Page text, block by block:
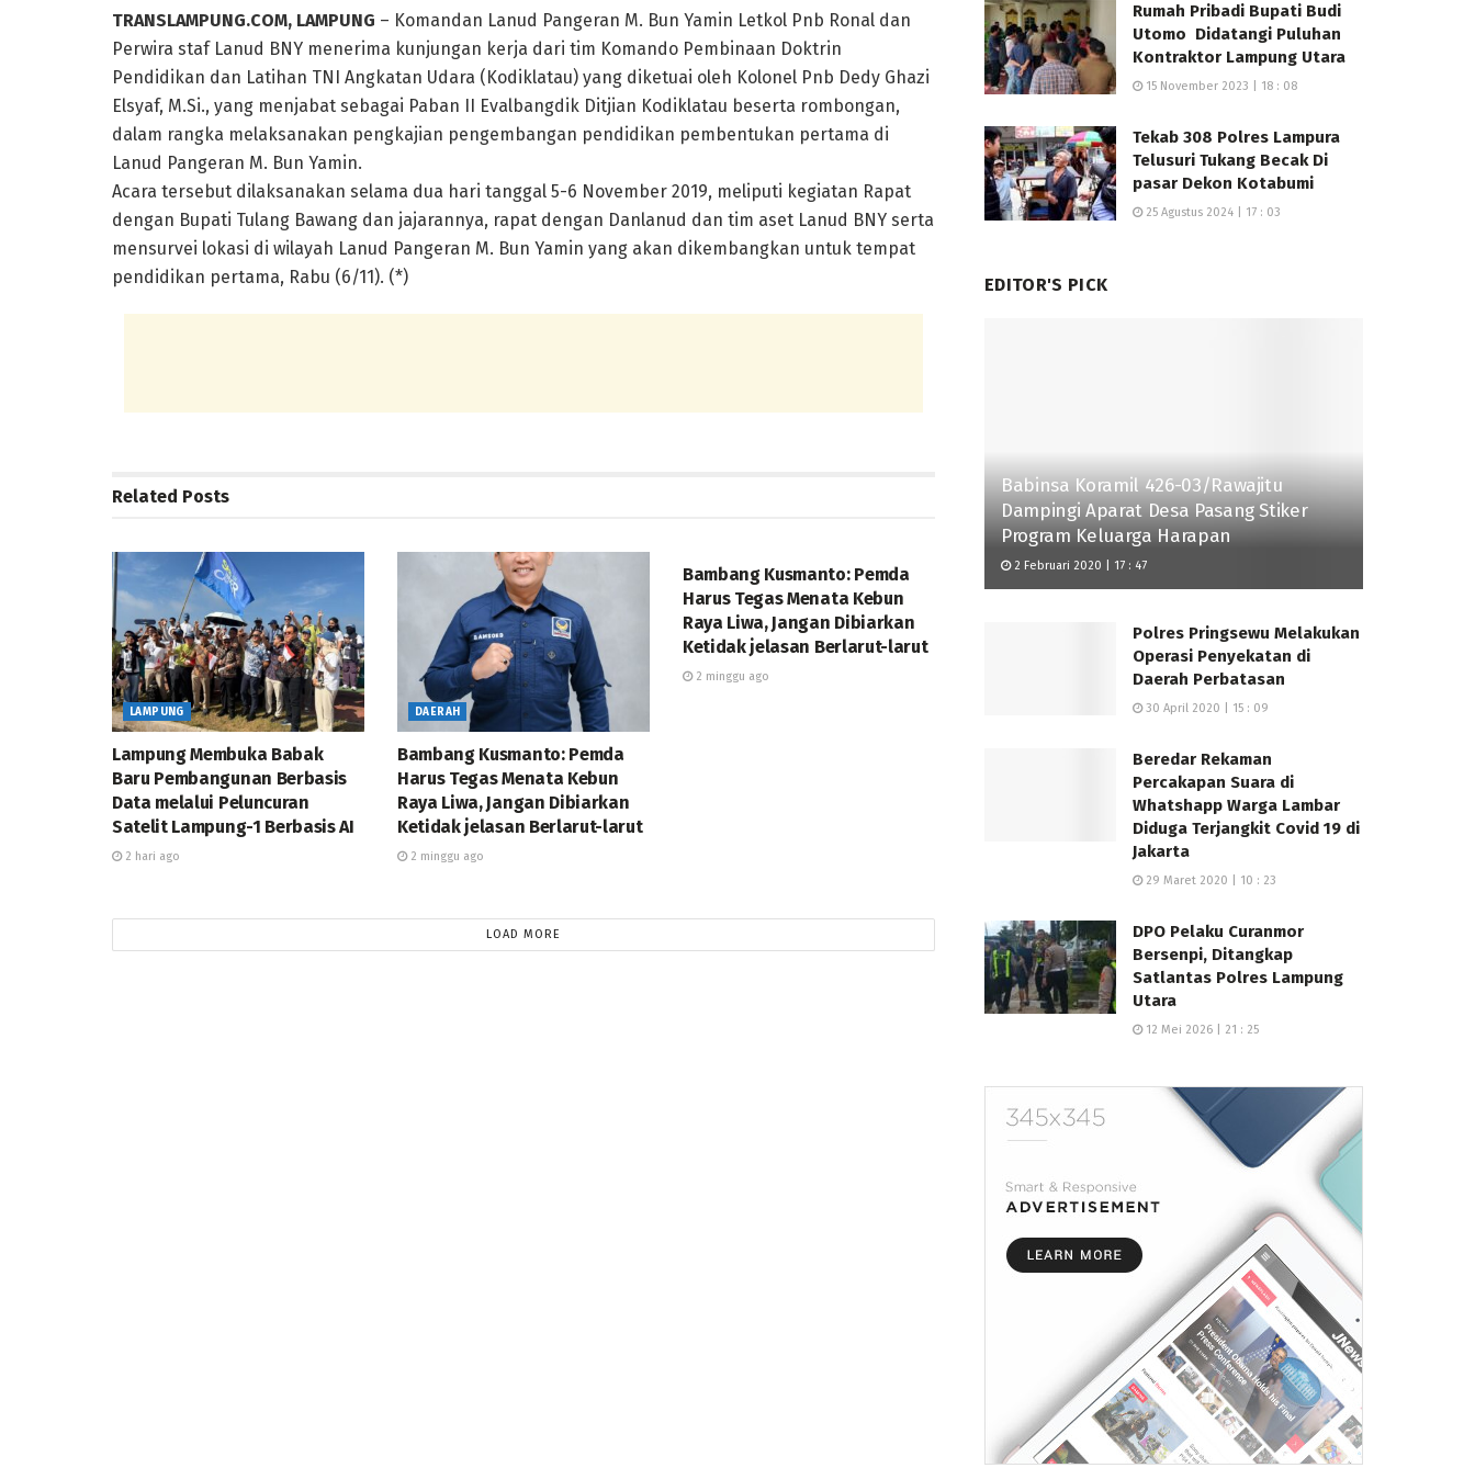
TRANSLAMPUNG.COM, LAMPUNG – Komandan Lanud Pangeran M. Bun Yamin Letkol Pnb Ronal dan
Perwira staf Lanud BNY menerima kunjungan kerja dari tim Komando Pembinaan Doktrin
Pendidikan dan Latihan TNI Angkatan Udara (Kodiklatau) yang diketuai oleh Kolonel Pnb Dedy Ghazi
Elsyaf, M.Si., yang menjabat sebagai Paban II Evalbangdik Ditjian Kodiklatau beserta rombongan,
dalam rangka melaksanakan pengkajian pengembangan pendidikan pembentukan pertama di
Lanud Pangeran M. Bun Yamin.
Acara tersebut dilaksanakan selama dua hari tanggal 5-6 November 2019, meliputi kegiatan Rapat
dengan Bupati Tulang Bawang dan jajarannya, rapat dengan Danlanud dan tim aset Lanud BNY serta
mensurvei lokasi di wilayah Lanud Pangeran M. Bun Yamin yang akan dikembangkan untuk tempat
pendidikan pertama, Rabu (6/11). (*)
Related Posts
LAMPUNG
Lampung Membuka Babak
Baru Pembangunan Berbasis
Data melalui Peluncuran
Satelit Lampung-1 Berbasis AI
2 hari ago
DAERAH
Bambang Kusmanto: Pemda
Harus Tegas Menata Kebun
Raya Liwa, Jangan Dibiarkan
Ketidak jelasan Berlarut-larut
2 minggu ago
Bambang Kusmanto: Pemda
Harus Tegas Menata Kebun
Raya Liwa, Jangan Dibiarkan
Ketidak jelasan Berlarut-larut
2 minggu ago
LOAD MORE
Rumah Pribadi Bupati Budi
Utomo Didatangi Puluhan
Kontraktor Lampung Utara
15 November 2023 | 18 : 08
Tekab 308 Polres Lampura
Telusuri Tukang Becak Di
pasar Dekon Kotabumi
25 Agustus 2024 | 17 : 03
EDITOR'S PICK
Babinsa Koramil 426-03/Rawajitu
Dampingi Aparat Desa Pasang Stiker
Program Keluarga Harapan
2 Februari 2020 | 17 : 47
Polres Pringsewu Melakukan
Operasi Penyekatan di
Daerah Perbatasan
30 April 2020 | 15 : 09
Beredar Rekaman
Percakapan Suara di
Whatshapp Warga Lambar
Diduga Terjangkit Covid 19 di
Jakarta
29 Maret 2020 | 10 : 23
DPO Pelaku Curanmor
Bersenpi, Ditangkap
Satlantas Polres Lampung
Utara
12 Mei 2026 | 21 : 25